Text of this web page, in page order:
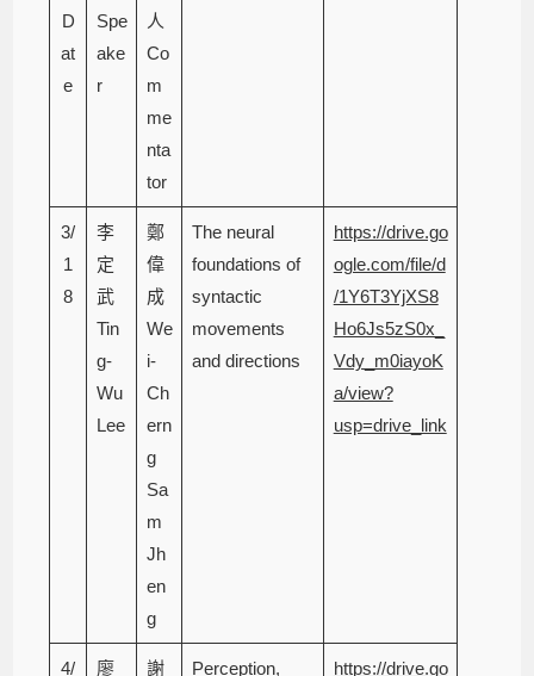
D
at
e
Spe
ake
r
人
Co
m
me
nta
tor
3/
1
8
李
定
武
Tin
g-
Wu
Lee
鄭
偉
成
We
i-
Ch
ern
g
Sa
m
Jh
en
g
The neural
foundations of
syntactic
movements
and directions
https://drive.go
ogle.com/file/d
/1Y6T3YjXS8
Ho6Js5zS0x_
Vdy_m0iayoK
a/view?
usp=drive_link
4/
廖
謝
Perception,
https://drive.go